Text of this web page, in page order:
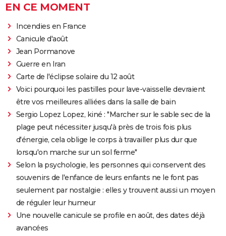
EN CE MOMENT
Incendies en France
Canicule d'août
Jean Pormanove
Guerre en Iran
Carte de l'éclipse solaire du 12 août
Voici pourquoi les pastilles pour lave-vaisselle devraient
être vos meilleures alliées dans la salle de bain
Sergio Lopez Lopez, kiné : "Marcher sur le sable sec de la
plage peut nécessiter jusqu'à près de trois fois plus
d'énergie, cela oblige le corps à travailler plus dur que
lorsqu'on marche sur un sol ferme"
Selon la psychologie, les personnes qui conservent des
souvenirs de l'enfance de leurs enfants ne le font pas
seulement par nostalgie : elles y trouvent aussi un moyen
de réguler leur humeur
Une nouvelle canicule se profile en août, des dates déjà
avancées